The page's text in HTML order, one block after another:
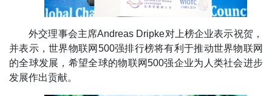
外交理事会主席Andreas Dripke对上榜企业表示祝贺，
并表示，世界物联网500强排行榜将有利于推动世界物联网
的全球发展，希望全球的物联网500强企业为人类社会进步
发展作出贡献。